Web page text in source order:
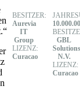
BESITZER:
Aurevia
IT
Group
LIZENZ:
Curacao
GBL
Solutions
N.V.
LIZENZ:
Curacao